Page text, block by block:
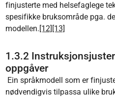
finjusterte med helsefaglege
spesifikke bruksområde pga.
modellen.[12] [13]
1.3.2
oppgåver
Ein språkmodell som er
nødvendigvis tilpassa ulike